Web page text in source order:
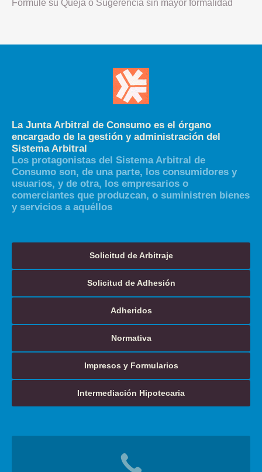
Formule su Queja o Sugerencia sin mayor formalidad
La Junta Arbitral de Consumo es el órgano
encargado de la gestión y administración del
Sistema Arbitral
Los protagonistas del Sistema Arbitral de
Consumo son, de una parte, los consumidores y
usuarios, y de otra, los empresarios o
comerciantes que produzcan, o suministren bienes
y servicios a aquéllos
Solicitud de Arbitraje
Solicitud de Adhesión
Adheridos
Normativa
Impresos y Formularios
Intermediación Hipotecaria